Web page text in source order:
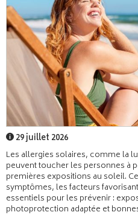
29 juillet 2026
Les allergies solaires, comme la
peuvent toucher les personnes à
premières expositions au soleil.
symptômes, les facteurs
essentiels pour les prévenir :
photoprotection adaptée et